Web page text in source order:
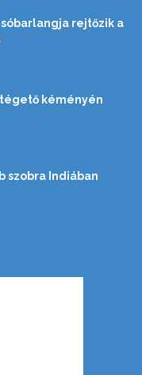
rejtőzik a
kéményén
szobra Indiában